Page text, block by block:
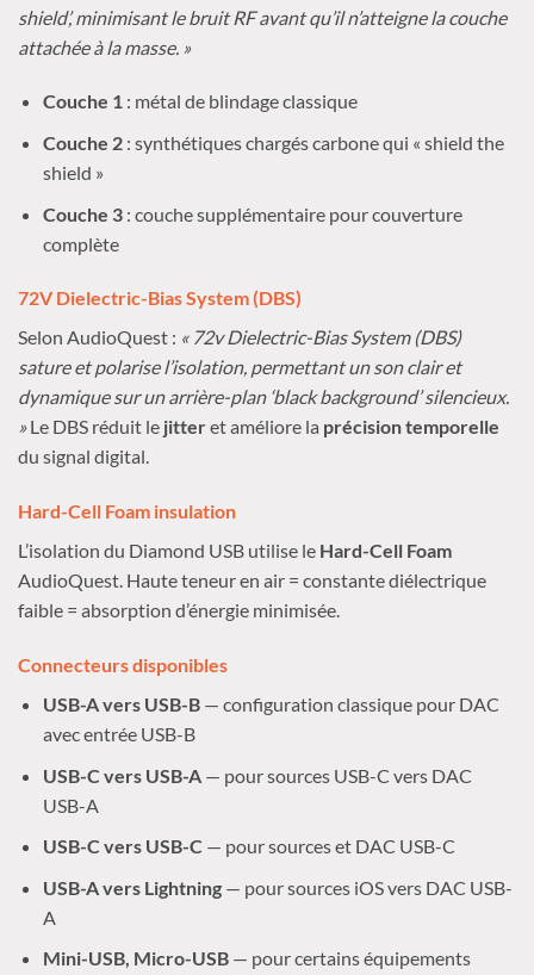
shield’, minimisant le bruit RF avant qu’il n’atteigne la couche
attachée à la masse. »
Couche 1: métal de blindage classique
Couche 2: synthétiques chargés carbone qui « shield the
shield »
Couche 3: couche supplémentaire pour couverture
complète
72V Dielectric-Bias System (DBS)
Selon AudioQuest : « 72v Dielectric-Bias System (DBS)
sature et polarise l’isolation, permettant un son clair et
dynamique sur un arrière-plan ‘black background’ silencieux.
»Le DBS réduit le jitteret améliore la précision temporelle
du signal digital.
Hard-Cell Foam insulation
L’isolation du Diamond USB utilise le Hard-Cell Foam
AudioQuest. Haute teneur en air = constante diélectrique
faible = absorption d’énergie minimisée.
Connecteurs disponibles
USB-A vers USB-B— configuration classique pour DAC
avec entrée USB-B
USB-C vers USB-A— pour sources USB-C vers DAC
USB-A
USB-C vers USB-C — pour sources et DAC USB-C
USB-A vers Lightning— pour sources iOS vers DAC USB-
A
Mini-USB, Micro-USB— pour certains équipements